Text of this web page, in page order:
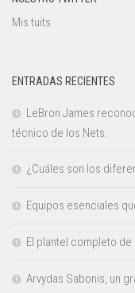
Mis tuits
ENTRADAS RECIENTES
LeBron James
técnico de los Nets.
¿Cuáles son los
Equipos esenciales
El plantel completo
Arvydas Sabonis, un